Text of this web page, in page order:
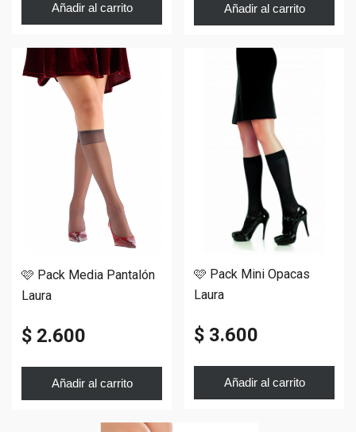
Añadir al carrito Añadir al carrito
🩷 Pack Media Pantalón
Laura
$ 2.600
Añadir al carrito
🩷 Pack Mini Opacas
Laura
$ 3.600
Añadir al carrito